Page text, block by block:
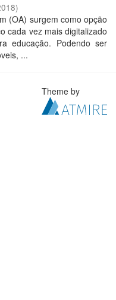
)
(OA) surgem como opção
cada vez mais digitalizado
educação. Podendo ser
...
Theme by